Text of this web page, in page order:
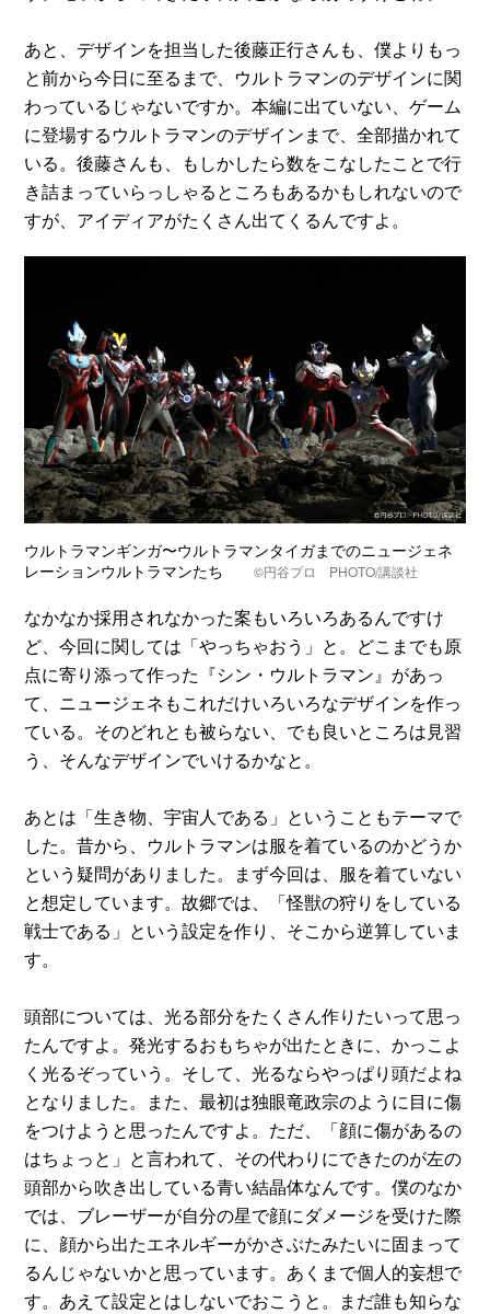
あと、デザインを担当した後藤正行さんも、僕よりもっ
と前から今日に至るまで、ウルトラマンのデザインに関
わっているじゃないですか。本編に出ていない、ゲーム
に登場するウルトラマンのデザインまで、全部描かれて
いる。後藤さんも、もしかしたら数をこなしたことで行
き詰まっていらっしゃるところもあるかもしれないので
すが、アイディアがたくさん出てくるんですよ。
ウルトラマンギンガ〜ウルトラマンタイガまでのニュージェネ
レーションウルトラマンたち©️円谷プロ PHOTO/講談社
なかなか採用されなかった案もいろいろあるんですけ
ど、今回に関しては「やっちゃおう」と。どこまでも原
点に寄り添って作った『シン・ウルトラマン』があっ
て、ニュージェネもこれだけいろいろなデザインを作っ
ている。そのどれとも被らない、でも良いところは見習
う、そんなデザインでいけるかなと。
あとは「生き物、宇宙人である」ということもテーマで
した。昔から、ウルトラマンは服を着ているのかどうか
という疑問がありました。まず今回は、服を着ていない
と想定しています。故郷では、「怪獣の狩りをしている
戦士である」という設定を作り、そこから逆算していま
す。
頭部については、光る部分をたくさん作りたいって思っ
たんですよ。発光するおもちゃが出たときに、かっこよ
く光るぞっていう。そして、光るならやっぱり頭だよね
となりました。また、最初は独眼竜政宗のように目に傷
をつけようと思ったんですよ。ただ、「顔に傷があるの
はちょっと」と言われて、その代わりにできたのが左の
頭部から吹き出している青い結晶体なんです。僕のなか
では、ブレーザーが自分の星で顔にダメージを受けた際
に、顔から出たエネルギーがかさぶたみたいに固まって
るんじゃないかと思っています。あくまで個人的妄想で
す。あえて設定とはしないでおこうと。まだ誰も知らな